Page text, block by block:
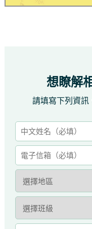
想瞭解
請填寫下列資訊